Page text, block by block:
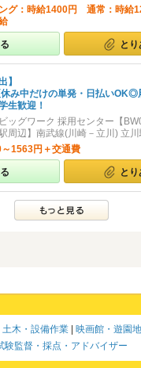
グ：時給1400円 通常：時給
と
】
休み中だけの単発・日払い
生歓迎！
ッグワーク 採用センター【
周辺】南武線(川崎－立川) 立
1563円＋交通費
と
土木・設備作業
映画館・遊園
験監督・採点・アドバイザー